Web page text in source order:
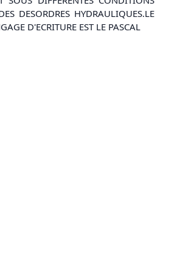
DESORDRES HYDRAULIQUES.LE
D'ECRITURE EST LE PASCAL